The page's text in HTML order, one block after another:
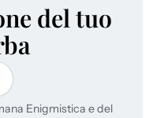
del tuo
Enigmistica e del